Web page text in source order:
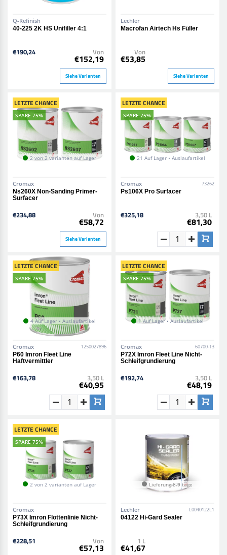
Q-Refinish
40-225 2K HS Unifiller 4:1
€190,24 Von
€152,19
Siehe Varianten
Lechler
Macrofan Airtech Hs Füller
Von
€53,85
Siehe Varianten
LETZTE CHANCE
SPARE 75%
2 von 2 varianten auf Lager
Cromax
Ns260X Non-Sanding Primer-
Surfacer
€234,88 Von
€58,72
Siehe Varianten
LETZTE CHANCE
SPARE 75%
21 Auf Lager • Auslaufartikel
Cromax 73262
Ps106X Pro Surfacer
€325,18 3,50 L
€81,30
LETZTE CHANCE
SPARE 75%
4 Auf Lager • Auslaufartikel
Cromax 1250027896
P60 Imron Fleet Line
Haftvermittler
€163,78 3,50 L
€40,95
LETZTE CHANCE
SPARE 75%
1 Auf Lager • Auslaufartikel
Cromax 60700-13
P72X Imron Fleet Line Nicht-
Schleifgrundierung
€192,74 3,50 L
€48,19
LETZTE CHANCE
SPARE 75%
2 von 2 varianten auf Lager
Cromax
P73X Imron Flottenlinie Nicht-
Schleifgrundierung
€228,51 Von
€57,13
Lieferung 8-9 tage
Lechler L0040122L1
04122 Hi-Gard Sealer
1 L
€41,67